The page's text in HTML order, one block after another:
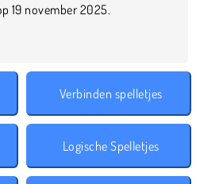
19 november 2025.
Verbinden spelletjes
Logische Spelletjes